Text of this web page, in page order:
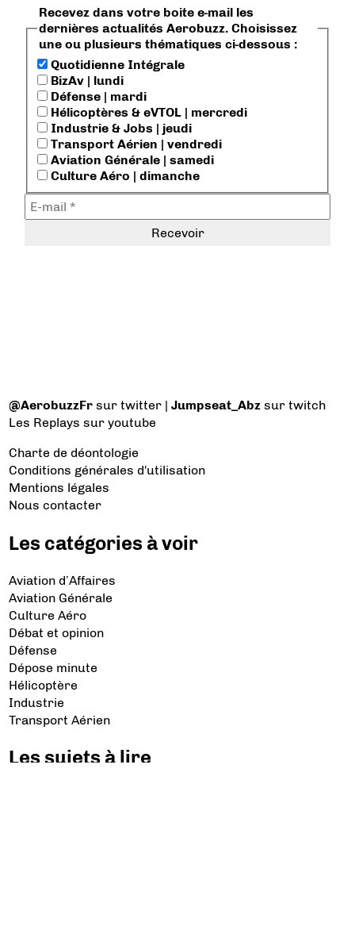
Recevez dans votre boite e-mail les
dernières actualités Aerobuzz. Choisissez
une ou plusieurs thématiques ci-dessous :
Quotidienne Intégrale
BizAv | lundi
Défense | mardi
Hélicoptères & eVTOL | mercredi
Industrie & Jobs | jeudi
Transport Aérien | vendredi
Aviation Générale | samedi
Culture Aéro | dimanche
@AerobuzzFr sur twitter |Jumpseat_Abz sur twitch
Les Replays sur youtube
Charte de déontologie
Conditions générales d'utilisation
Mentions légales
Nous contacter
Les catégories à voir
Aviation d’Affaires
Aviation Générale
Culture Aéro
Débat et opinion
Défense
Dépose minute
Hélicoptère
Industrie
Transport Aérien
Les sujets à lire